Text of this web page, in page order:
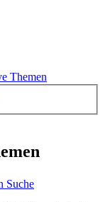
Themen
Suche